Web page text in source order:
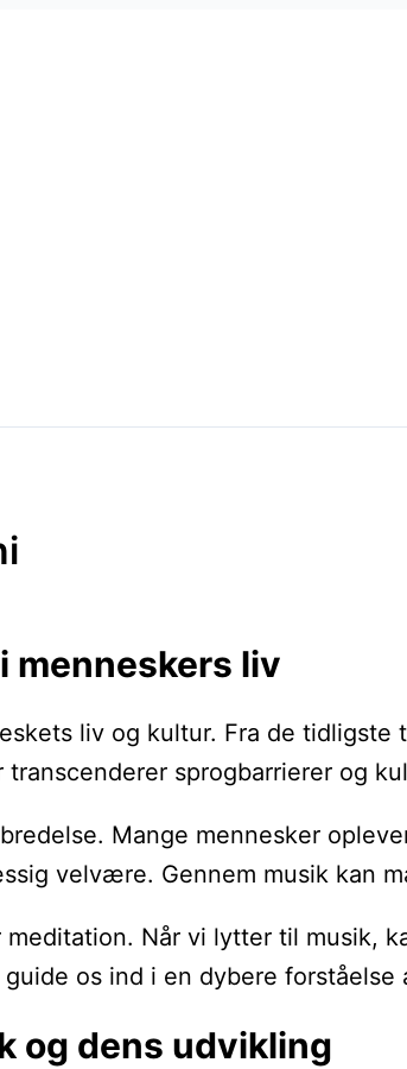
menneskers liv
liv og kultur. Fra de
sprogbarrierer og
Mange mennesker
velvære. Gennem musik kan
Når vi lytter til
os ind i en dybere forståelse
og dens udvikling